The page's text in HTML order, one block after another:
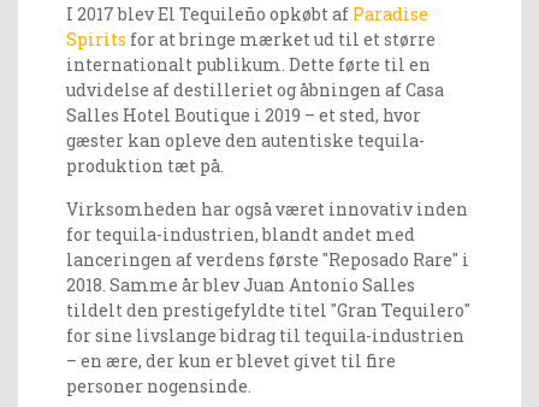
I 2017 blev El Tequileño opkøbt af Paradise
Spirits for at bringe mærket ud til et større
internationalt publikum. Dette førte til en
udvidelse af destilleriet og åbningen af Casa
Salles Hotel Boutique i 2019 – et sted, hvor
gæster kan opleve den autentiske tequila-
produktion tæt på.
Virksomheden har også været innovativ inden
for tequila-industrien, blandt andet med
lanceringen af verdens første "Reposado Rare" i
2018. Samme år blev Juan Antonio Salles
tildelt den prestigefyldte titel "Gran Tequilero"
for sine livslange bidrag til tequila-industrien
– en ære, der kun er blevet givet til fire
personer nogensinde.